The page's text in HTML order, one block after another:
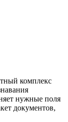
комплекс
нужные поля
документов,